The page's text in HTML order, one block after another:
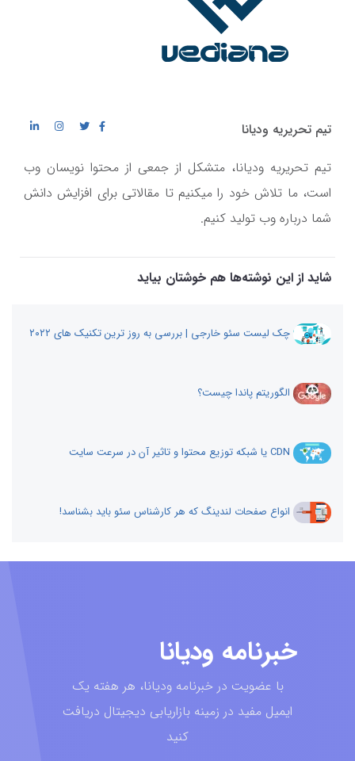
تیم تحریریه ودیانا
تیم تحریریه ودیانا، متشکل از جمعی از محتوا نویسان وب
است، ما تلاش خود را میکنیم تا مقالاتی برای افزایش دانش
شما درباره وب تولید کنیم.
شاید از این نوشته‌ها هم خوشتان بیاید
چک لیست سئو خارجی | بررسی به روز ترین تکنیک های ۲۰۲۲
الگوریتم پاندا چیست؟
انواع صفحات لندینگ که هر کارشناس سئو باید بشناسد!
خبرنامه ودیانا
با عضویت در خبرنامه ودیانا، هر هفته یک
ایمیل مفید در زمینه بازاریابی دیجیتال دریافت
کنید